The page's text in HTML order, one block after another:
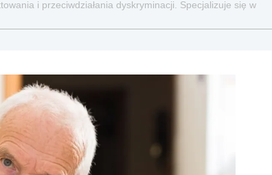
i przeciwdziałania dyskryminacji. Specjalizuje się w